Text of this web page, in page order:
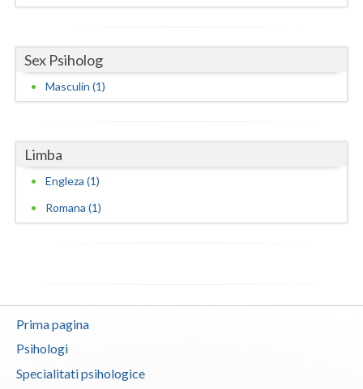
Olt
Prahova
Satu-Mare
Sibiu
Suceava
Tulcea
Valcea
Vaslui
Sex Psiholog
Masculin (1)
Limba
Engleza (1)
Romana (1)
Prima pagina
Psihologi
Specialitati psihologice